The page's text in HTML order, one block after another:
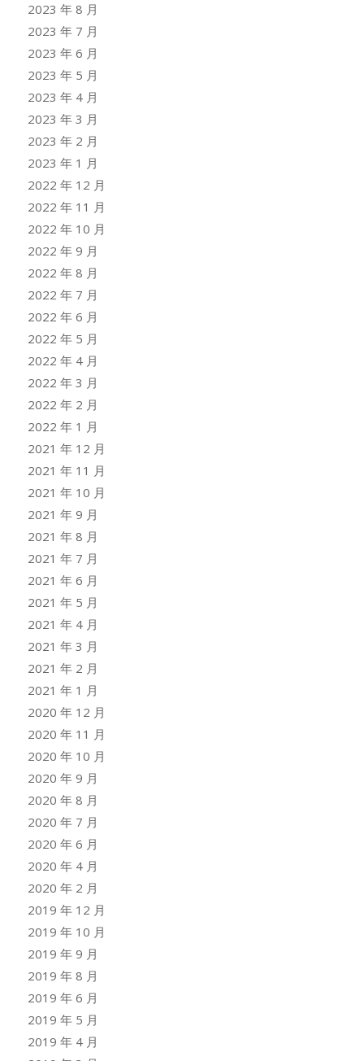
2023 年 8 月
2023 年 7 月
2023 年 6 月
2023 年 5 月
2023 年 4 月
2023 年 3 月
2023 年 2 月
2023 年 1 月
2022 年 12 月
2022 年 11 月
2022 年 10 月
2022 年 9 月
2022 年 8 月
2022 年 7 月
2022 年 6 月
2022 年 5 月
2022 年 4 月
2022 年 3 月
2022 年 2 月
2022 年 1 月
2021 年 12 月
2021 年 11 月
2021 年 10 月
2021 年 9 月
2021 年 8 月
2021 年 7 月
2021 年 6 月
2021 年 5 月
2021 年 4 月
2021 年 3 月
2021 年 2 月
2021 年 1 月
2020 年 12 月
2020 年 11 月
2020 年 10 月
2020 年 9 月
2020 年 8 月
2020 年 7 月
2020 年 6 月
2020 年 4 月
2020 年 2 月
2019 年 12 月
2019 年 10 月
2019 年 9 月
2019 年 8 月
2019 年 6 月
2019 年 5 月
2019 年 4 月